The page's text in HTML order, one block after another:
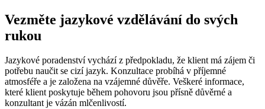
Vezměte jazykové vzdělávání do svých
rukou
Jazykové poradenství vychází z předpokladu, že klient má zájem či
potřebu naučit se cizí jazyk. Konzultace probíhá v příjemné
atmosféře a je založena na vzájemné důvěře. Veškeré informace,
které klient poskytuje během pohovoru jsou přísně důvěrné a
konzultant je vázán mlčenlivostí.